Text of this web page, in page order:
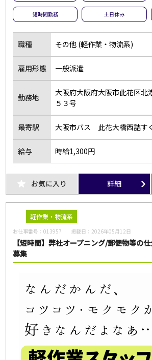
短時間勤務 土日休み
職種 その他 (軽作業・物流系)
雇用形態 一般派遣
勤務地
大阪府大阪府大阪市此花区北
５３号
最寄駅 大阪市バス 此花大橋西詰す
給与 時給1,300円
お気に入り 詳細
軽作業・物流系
お仕事番号：013957 掲載日： 2026年05月12日
【短時間】弊社オープニング/郵便物等の
募集